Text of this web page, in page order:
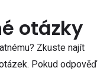
otázky
Zkuste najít
Pokud odpověď